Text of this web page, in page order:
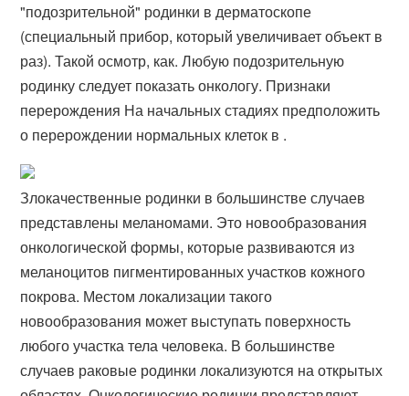
"подозрительной" родинки в дерматоскопе
(специальный прибор, который увеличивает объект в
раз). Такой осмотр, как. Любую подозрительную
родинку следует показать онкологу. Признаки
перерождения На начальных стадиях предположить
о перерождении нормальных клеток в .
Злокачественные родинки в большинстве случаев
представлены меланомами. Это новообразования
онкологической формы, которые развиваются из
меланоцитов пигментированных участков кожного
покрова. Местом локализации такого
новообразования может выступать поверхность
любого участка тела человека. В большинстве
случаев раковые родинки локализуются на открытых